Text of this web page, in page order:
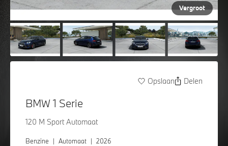
Vergroot
Opslaan Delen
BMW 1 Serie
120 M Sport Automaat
Benzine | Automaat | 2026